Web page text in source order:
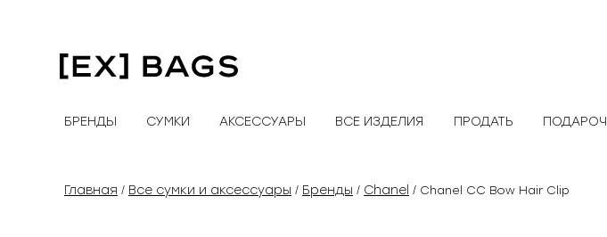
содержимому
БРЕНДЫ СУМКИ АКСЕССУАРЫ ВСЕ ИЗДЕЛИЯ ПРОДАТЬ
Главная / Все сумки и аксессуары / Бренды / Chanel / Chanel СС Bow Hair Clip